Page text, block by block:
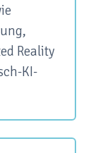
Reality
KI-